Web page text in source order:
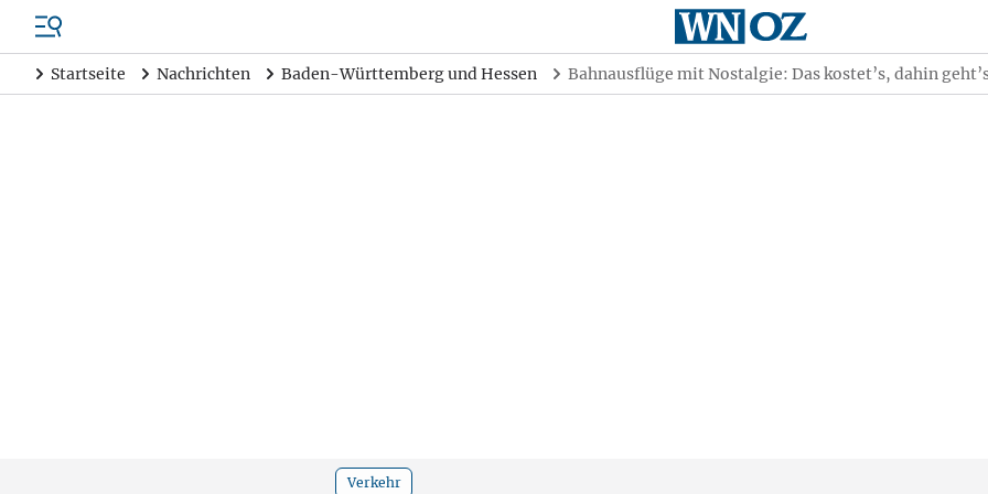
Startseite Nachrichten Baden-Württemberg und Hessen Bahnausflüge mit Nostalgie: Das kostet’s, dahin
Verkehr